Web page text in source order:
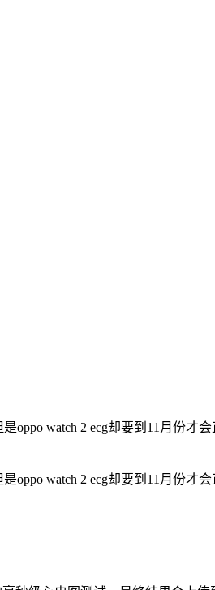
oppo watch 2 ecg却要到11月份
oppo watch 2 ecg却要到11月份